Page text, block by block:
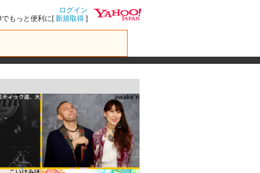
ログイン
でもっと便利に[新規取得 ]